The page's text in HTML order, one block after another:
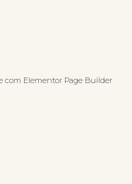
com Elementor Page Builder